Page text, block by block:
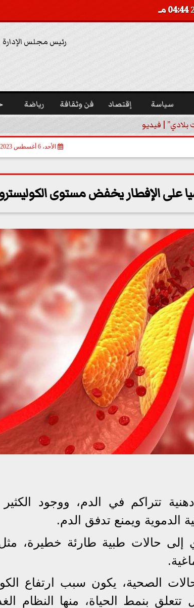
04:44 مـ
رئيس مجلس الإدارة
سياسة إقتصاد فن وثقافة رياضة
| فيديو
الأحد، 6 أغسطس 2023
على الإفطار يخفض مستوى
تتراكم في الدم، ووجود
الدموية ويمنع تدفق الدم.
إلى حالات طبية طارئة خطيرة، مثل
الصحية، يكون سبب ارتفاع
بنمط الحياة، منها النظام